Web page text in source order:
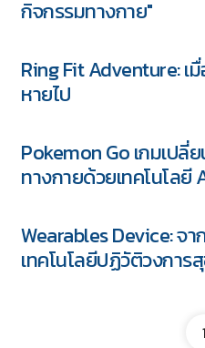
กิจกรรมทางกาย"
Ring Fit Adventure: เมื่
หายไป
Pokemon Go เกมเป
ทางกายด้วยเทคโนโลยี
Wearables Device: จ
เทคโนโลยีปฏิวัติวงการ
1